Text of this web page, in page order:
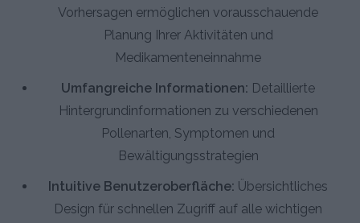
Vorhersagen ermöglichen vorausschauende
Planung Ihrer Aktivitäten und
Medikamenteneinnahme
Umfangreiche Informationen: Detaillierte
Hintergrundinformationen zu verschiedenen
Pollenarten, Symptomen und
Bewältigungsstrategien
Intuitive Benutzeroberfläche: Übersichtliches
Design für schnellen Zugriff auf alle wichtigen